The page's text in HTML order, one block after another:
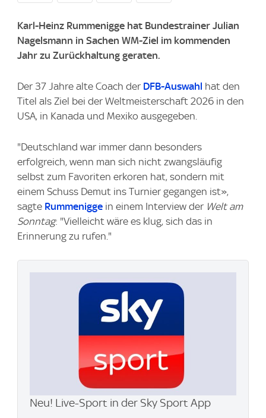
Karl-Heinz Rummenigge hat Bundestrainer Julian
Nagelsmann in Sachen WM-Ziel im kommenden
Jahr zu Zurückhaltung geraten.
Der 37 Jahre alte Coach der DFB-Auswahl hat den
Titel als Ziel bei der Weltmeisterschaft 2026 in den
USA, in Kanada und Mexiko ausgegeben.
"Deutschland war immer dann besonders
erfolgreich, wenn man sich nicht zwangsläufig
selbst zum Favoriten erkoren hat, sondern mit
einem Schuss Demut ins Turnier gegangen ist»,
sagte Rummenigge in einem Interview der Welt am
Sonntag: "Vielleicht wäre es klug, sich das in
Erinnerung zu rufen."
Neu! Live-Sport in der Sky Sport App